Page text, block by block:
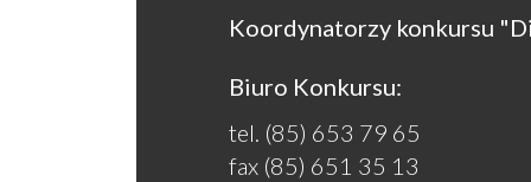
Koordynatorzy konkursu
Biuro Konkursu:
tel. (85) 653 79 65
fax (85) 651 35 13